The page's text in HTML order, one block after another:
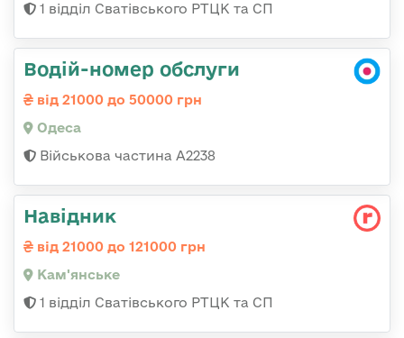
1 відділ Сватівського РТЦК та СП
Водій-номер обслуги
від 21000 до 50000 грн
Одеса
Військова частина А2238
Навідник
від 21000 до 121000 грн
Кам'янське
1 відділ Сватівського РТЦК та СП